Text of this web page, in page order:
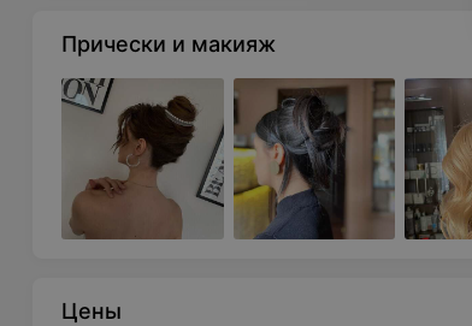
Прически и макияж
Цены